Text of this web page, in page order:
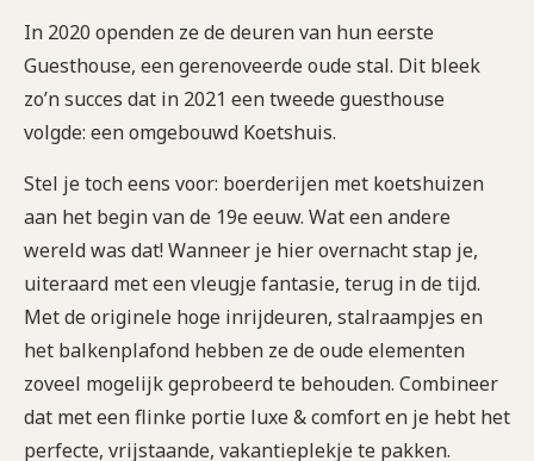
In 2020 openden ze de deuren van hun eerste
Guesthouse, een gerenoveerde oude stal. Dit bleek
zo’n succes dat in 2021 een tweede guesthouse
volgde: een omgebouwd Koetshuis.
Stel je toch eens voor: boerderijen met koetshuizen
aan het begin van de 19e eeuw. Wat een andere
wereld was dat! Wanneer je hier overnacht stap je,
uiteraard met een vleugje fantasie, terug in de tijd.
Met de originele hoge inrijdeuren, stalraampjes en
het balkenplafond hebben ze de oude elementen
zoveel mogelijk geprobeerd te behouden. Combineer
dat met een flinke portie luxe & comfort en je hebt het
perfecte, vrijstaande, vakantieplekje te pakken.